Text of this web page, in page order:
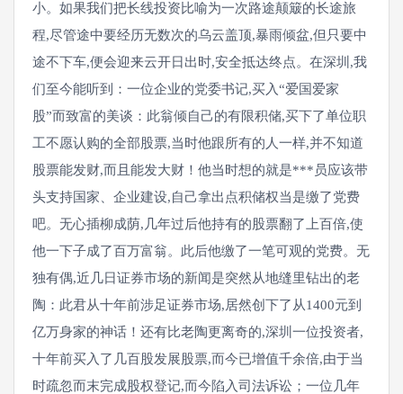
小。如果我们把长线投资比喻为一次路途颠簸的长途旅
程,尽管途中要经历无数次的乌云盖顶,暴雨倾盆,但只要中
途不下车,便会迎来云开日出时,安全抵达终点。在深圳,我
们至今能听到：一位企业的党委书记,买入“爱国爱家
股”而致富的美谈：此翁倾自己的有限积储,买下了单位职
工不愿认购的全部股票,当时他跟所有的人一样,并不知道
股票能发财,而且能发大财！他当时想的就是***员应该带
头支持国家、企业建设,自己拿出点积储权当是缴了党费
吧。无心插柳成荫,几年过后他持有的股票翻了上百倍,使
他一下子成了百万富翁。此后他缴了一笔可观的党费。无
独有偶,近几日证券市场的新闻是突然从地缝里钻出的老
陶：此君从十年前涉足证券市场,居然创下了从1400元到
亿万身家的神话！还有比老陶更离奇的,深圳一位投资者,
十年前买入了几百股发展股票,而今已增值千余倍,由于当
时疏忽而末完成股权登记,而今陷入司法诉讼；一位几年